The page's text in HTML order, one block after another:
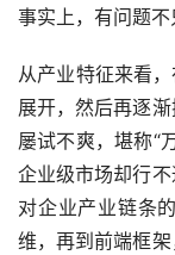
事实上，有问题不
从产业特征来看
展开，然后再逐
屡试不爽，堪称“
企业级市场却行
对企业产业链条
维，再到前端框